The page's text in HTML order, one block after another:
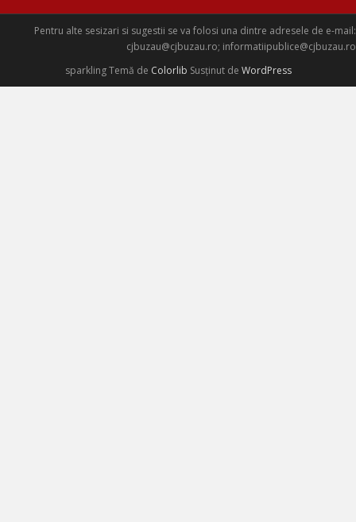
Pentru alte sesizari si sugestii se va folosi una dintre adresele de e-mail:
cjbuzau@cjbuzau.ro; informatiipublice@cjbuzau.ro
sparkling Temă de Colorlib Susținut de WordPress